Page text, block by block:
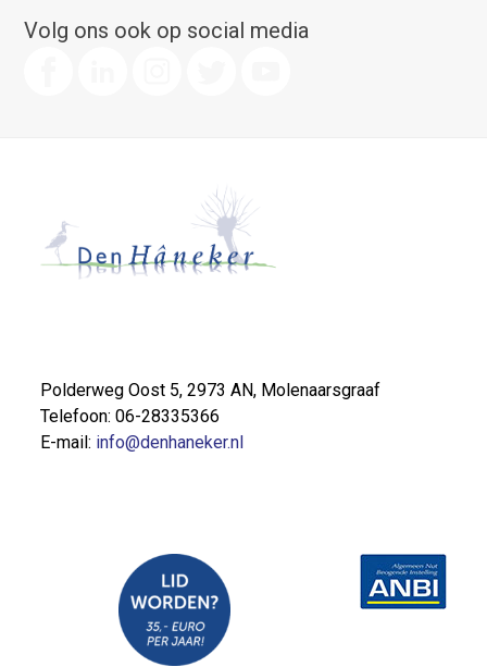
Volg ons ook op social media
Polderweg Oost 5, 2973 AN, Molenaarsgraaf
Telefoon: 06-28335366
E-mail: info@denhaneker.nl